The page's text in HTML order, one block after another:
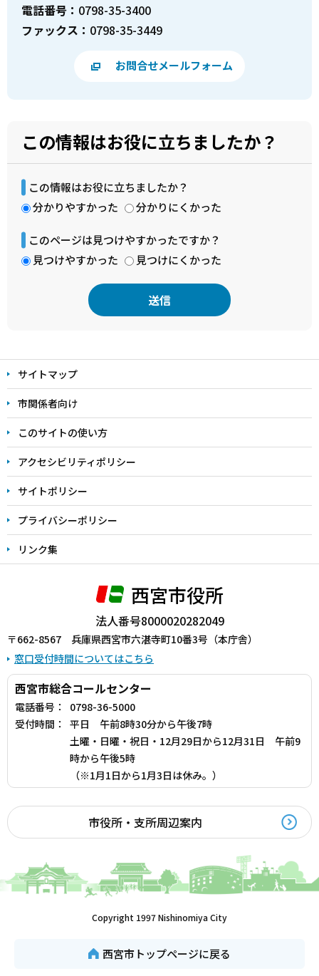
電話番号： 0798-35-3400
ファックス： 0798-35-3449
お問合せメールフォーム
この情報はお役に立ちましたか？
この情報はお役に立ちましたか？
分かりやすかった
分かりにくかった
このページは見つけやすかったですか？
見つけやすかった
見つけにくかった
文
こ
こ
ま
で
サイトマップ
市関係者向け
このサイトの使い方
アクセシビリティポリシー
サイトポリシー
プライバシーポリシー
リンク集
西宮市役所
法人番号8000020282049
〒662-8567 兵庫県西宮市六湛寺町10番3号（本庁舎）
窓口受付時間についてはこちら
西宮市総合コールセンター
電話番号：
0798-36-5000
受付時間：
平日 午前8時30分から午後7時
土曜・日曜・祝日・12月29日から12月31日 午前9
時から午後5時
（※1月1日から1月3日は休み。）
市役所・支所周辺案内
Copyright 1997 Nishinomiya City
西宮市トップページに戻る